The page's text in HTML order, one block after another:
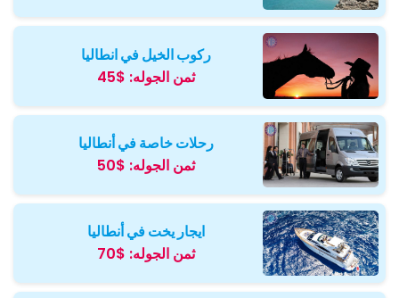
ركوب الخيل في انطاليا
ثمن الجوله: $45
رحلات خاصة في أنطاليا
ثمن الجوله: $50
ايجار يخت في أنطاليا
ثمن الجوله: $70